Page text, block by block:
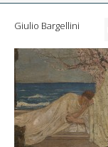
Giulio Bargellini